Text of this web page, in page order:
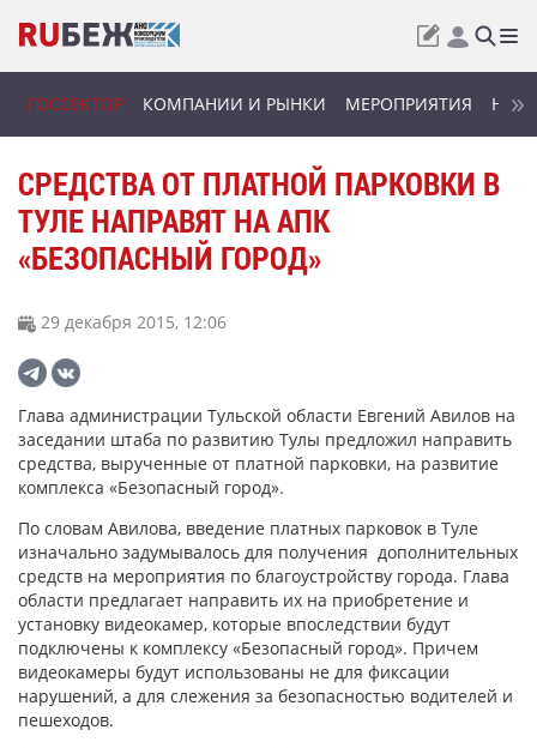
ГОССЕКТОР КОМПАНИИ И РЫНКИ МЕРОПРИЯТИЯ
СРЕДСТВА ОТ ПЛАТНОЙ ПАРКОВКИ В
ТУЛЕ НАПРАВЯТ НА АПК
«БЕЗОПАСНЫЙ ГОРОД»
29 декабря 2015, 12:06
Глава администрации Тульской области Евгений Авилов на
заседании штаба по развитию Тулы предложил направить
средства, вырученные от платной парковки, на развитие
комплекса «Безопасный город».
По словам Авилова, введение платных парковок в Туле
изначально задумывалось для получения дополнительных
средств на мероприятия по благоустройству города. Глава
области предлагает направить их на приобретение и
установку видеокамер, которые впоследствии будут
подключены к комплексу «Безопасный город». Причем
видеокамеры будут использованы не для фиксации
нарушений, а для слежения за безопасностью водителей и
пешеходов.